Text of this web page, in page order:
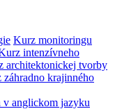
Kurz monitoringu
intenzívneho
architektonickej tvorby
záhradno krajinného
v anglickom jazyku